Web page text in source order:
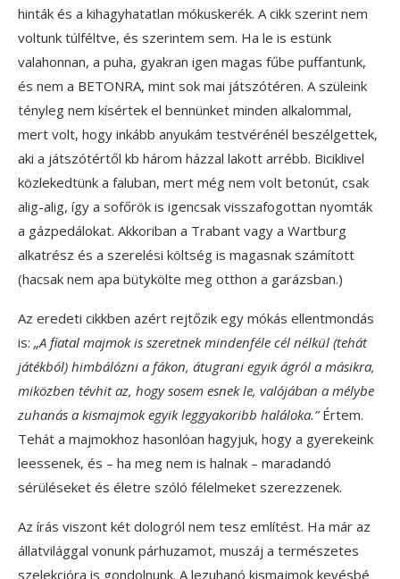
hinták és a kihagyhatatlan mókuskerék. A cikk szerint nem
voltunk túlféltve, és szerintem sem. Ha le is estünk
valahonnan, a puha, gyakran igen magas fűbe puffantunk,
és nem a BETONRA, mint sok mai játszótéren. A szüleink
tényleg nem kísértek el bennünket minden alkalommal,
mert volt, hogy inkább anyukám testvérénél beszélgettek,
aki a játszótértől kb három házzal lakott arrébb. Biciklivel
közlekedtünk a faluban, mert még nem volt betonút, csak
alig-alig, így a sofőrök is igencsak visszafogottan nyomták
a gázpedálokat. Akkoriban a Trabant vagy a Wartburg
alkatrész és a szerelési költség is magasnak számított
(hacsak nem apa bütykölte meg otthon a garázsban.)
Az eredeti cikkben azért rejtőzik egy mókás ellentmondás
is: „A fiatal majmok is szeretnek mindenféle cél nélkül (tehát
játékból) himbálózni a fákon, átugrani egyik ágról a másikra,
miközben tévhit az, hogy sosem esnek le, valójában a mélybe
zuhanás a kismajmok egyik leggyakoribb haláloka.”Értem.
Tehát a majmokhoz hasonlóan hagyjuk, hogy a gyerekeink
leessenek, és – ha meg nem is halnak – maradandó
sérüléseket és életre szóló félelmeket szerezzenek.
Az írás viszont két dologról nem tesz említést. Ha már az
állatvilággal vonunk párhuzamot, muszáj a természetes
szelekcióra is gondolnunk. A lezuhanó kismajmok kevésbé